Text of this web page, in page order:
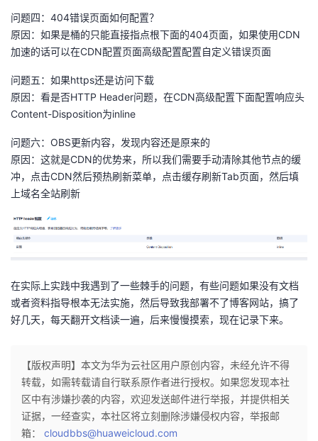
问题四：404错误页面如何配置？
原因：如果是桶的只能直接指点根下面的404页面，如果使用CDN
加速的话可以在CDN配置页面高级配置配置自定义错误页面
问题五：如果https还是访问下载
原因：看是否HTTP Header问题，在CDN高级配置下面配置响应头
Content-Disposition为inline
问题六：OBS更新内容，发现内容还是原来的
原因：这就是CDN的优势来，所以我们需要手动清除其他节点的缓
冲，点击CDN然后预热刷新菜单，点击缓存刷新Tab页面，然后填
上域名全站刷新
在实际上实践中我遇到了一些棘手的问题，有些问题如果没有文档
或者资料指导根本无法实施，然后导致我部署不了博客网站，搞了
好几天，每天翻开文档读一遍，后来慢慢摸索，现在记录下来。
【版权声明】本文为华为云社区用户原创内容，未经允许不得
转载，如需转载请自行联系原作者进行授权。如果您发现本社
区中有涉嫌抄袭的内容，欢迎发送邮件进行举报，并提供相关
证据，一经查实，本社区将立刻删除涉嫌侵权内容，举报邮
箱： cloudbbs@huaweicloud.com